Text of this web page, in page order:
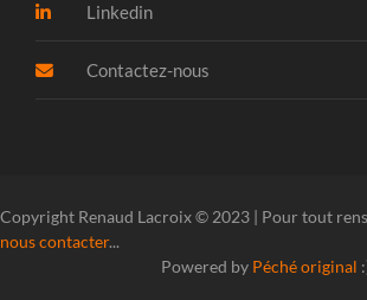
Linkedin
Contactez-nous
Copyright Renaud Lacroix © 2023 | Pour tout
nous contacter...
Powered by Péché original